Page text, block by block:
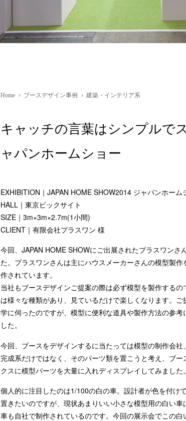
Home › ブースデザイン事例 › 建築・インテリア系
キャッチの言葉はシンプルで
ャパンホームショー
EXHIBITION｜JAPAN HOME SHOW2014 ジャパンホーム
HALL｜東京ビックサイト
SIZE｜3m×3m×2.7m(1小間)
CLIENT｜有限会社プラスワン 様
今回、JAPAN HOME SHOWにご出展されたプラスワンさ
た。プラスワンさんは主にハウスメーカーさんの模型製
作されています。
当社もブースデザインご提案の際は必ず模型を製作する
は様々な種類があり、見ているだけで楽しくなります。
学に伺ったのですが、模型に便利な道具や製作方法の参
した。
今回、ブースをデザインするに当たっては模型の制作会
完成系だけではなく、そのパーツ類を置こうと考え、ブ
クスに模型パーツを大量に入れディスプレイしてみました。
個人的に注目したのは1/100の白の車。設計者が色を付け
置きたいのですが、現状あまりいい小さな模型用の白い
車も自社で制作されているのです。今回の展示会でこの